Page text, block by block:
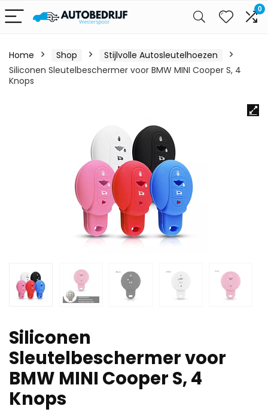
0
Home Shop
Stijlvolle Autosleutelhoezen
Siliconen Sleutelbeschermer voor BMW MINI Cooper S, 4
Knops
Siliconen
Sleutelbeschermer voor
BMW MINI Cooper S, 4
Knops